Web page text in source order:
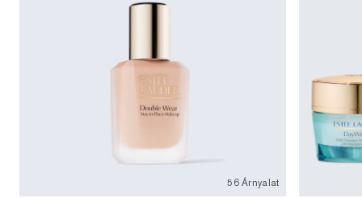
56 Árnyalat